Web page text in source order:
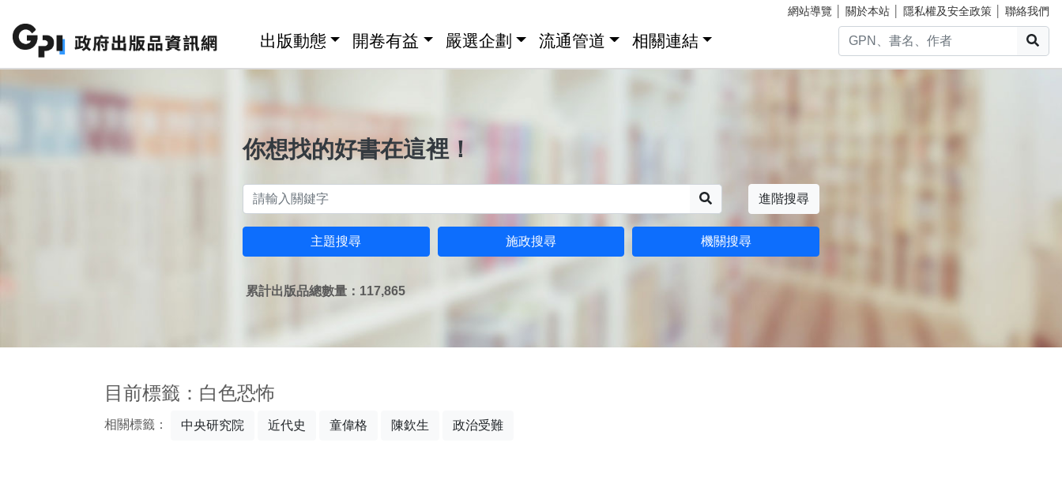
網站導覽 關於本站 隱私權及安全政策 聯絡我們
出版動態 開卷有益 嚴選企劃 流通管道 相關連結
你想找的好書在這裡！
進階搜尋
主題搜尋 施政搜尋 機關搜尋
累計出版品總數量：117,865
目前標籤：白色恐怖
相關標籤： 中央研究院 近代史 童偉格 陳欽生 政治受難